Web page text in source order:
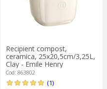
Recipient compost,
ceramica, 25x20,5cm/3,25L,
Clay - Emile Henry
Cod: 863802
(1)